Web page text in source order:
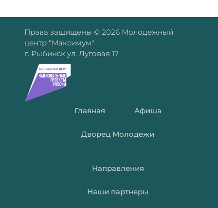
Права защищены © 2026 Молодежный
центр "Максимум"
г. Рыбинск ул. Луговая 17
Главная Афиша
Дворец Молодежи
Направления
Наши партнеры